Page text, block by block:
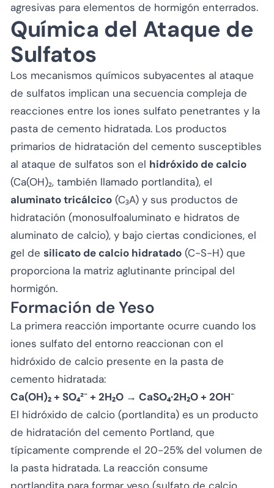
agresivas para elementos de hormigón enterrados.
Química del Ataque de
Sulfatos
Los mecanismos químicos subyacentes al ataque
de sulfatos implican una secuencia compleja de
reacciones entre los iones sulfato penetrantes y la
pasta de cemento hidratada. Los productos
primarios de hidratación del cemento susceptibles
al ataque de sulfatos son el hidróxido de calcio
(Ca(OH)₂, también llamado portlandita), el
aluminato tricálcico (C₃A) y sus productos de
hidratación (monosulfoaluminato e hidratos de
aluminato de calcio), y bajo ciertas condiciones, el
gel de silicato de calcio hidratado (C-S-H) que
proporciona la matriz aglutinante principal del
hormigón.
Formación de Yeso
La primera reacción importante ocurre cuando los
iones sulfato del entorno reaccionan con el
hidróxido de calcio presente en la pasta de
cemento hidratada:
Ca(OH)₂ + SO₄²⁻ + 2H₂O → CaSO₄·2H₂O + 2OH⁻
El hidróxido de calcio (portlandita) es un producto
de hidratación del cemento Portland, que
típicamente comprende el 20-25% del volumen de
la pasta hidratada. La reacción consume